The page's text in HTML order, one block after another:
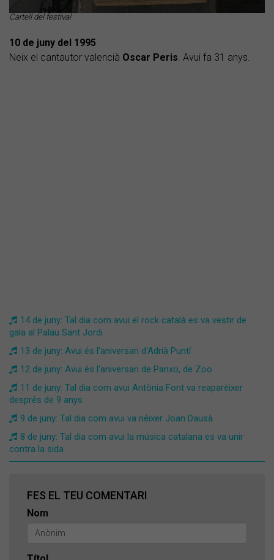
Cartell del festival
10 de juny del 1995
Neix el cantautor valencià Oscar Peris. Avui fa 31 anys.
14 de juny: Tal dia com avui el rock català es va vestir de
gala al Palau Sant Jordi
13 de juny: Avui és l'aniversari d'Adrià Puntí
12 de juny: Avui és l'aniversari de Panxo, de Zoo
11 de juny: Tal dia com avui Antònia Font va reaparèixer
després de 9 anys
9 de juny: Tal dia com avui va néixer Joan Dausà
8 de juny: Tal dia com avui la música catalana es va unir
contra la sida
FES EL TEU COMENTARI
Nom